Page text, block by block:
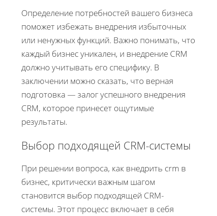
Определение потребностей вашего бизнеса
поможет избежать внедрения избыточных
или ненужных функций. Важно понимать, что
каждый бизнес уникален, и внедрение CRM
должно учитывать его специфику. В
заключении можно сказать, что верная
подготовка — залог успешного внедрения
CRM, которое принесет ощутимые
результаты.
Выбор подходящей CRM-системы
При решении вопроса, как внедрить crm в
бизнес, критически важным шагом
становится выбор подходящей CRM-
системы. Этот процесс включает в себя